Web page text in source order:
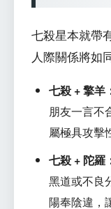
七殺星本就帶
人際關係將如
七殺 + 擎羊
朋友一言不
屬極具攻擊
七殺 + 陀羅
黑道或不良
陽奉陰違，